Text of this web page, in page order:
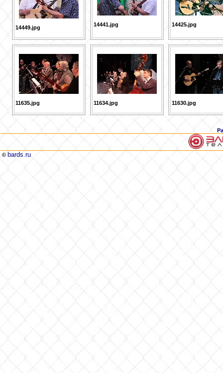
14449.jpg 14441.jpg 14425.jpg
11635.jpg 11634.jpg 11630.jpg
© bards.ru